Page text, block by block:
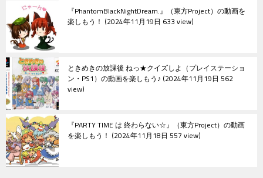
『PhantomBlackNightDream.』（東方Project）の動画を
楽しもう！ 2024年11月19日 633 view
ときめきの放課後 ねっ★クイズしよ（プレイステーショ
ン・PS1）の動画を楽しもう♪ 2024年11月19日 562
view
『PARTY TIME は 終わらない☆』（東方Project）の動画
を楽しもう！ 2024年11月18日 557 view